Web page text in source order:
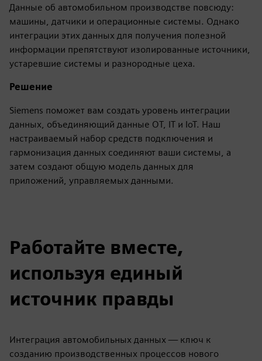
Данные об автомобильном производстве повсюду:
машины, датчики и операционные системы. Однако
интеграции этих данных для получения полезной
информации препятствуют изолированные источники,
устаревшие системы и разнородные цеха.
Решение
Siemens поможет вам создать уровень интеграции
данных, объединяющий данные OT, IT и IoT. Наш
настраиваемый набор средств подключения и
гармонизация данных соединяют ваши системы, а
затем создают общую модель данных для
приложений, управляемых данными.
Работайте вместе,
используя единый
источник правды
Интеграция автомобильных данных — ключ к
созданию производственных процессов нового